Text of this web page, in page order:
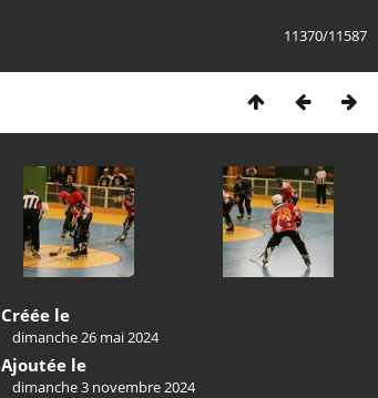
11370/11587
Créée le
dimanche 26 mai 2024
Ajoutée le
dimanche 3 novembre 2024